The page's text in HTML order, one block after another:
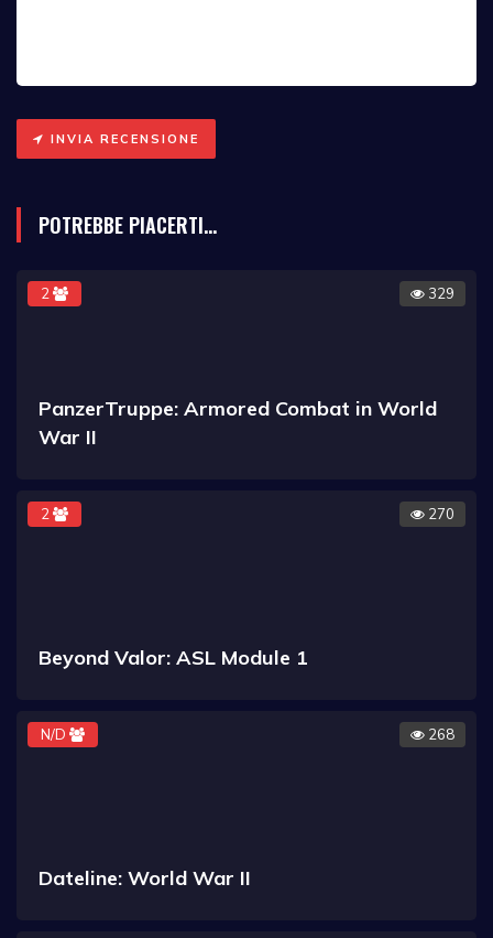
INVIA RECENSIONE
POTREBBE PIACERTI...
2 329
PanzerTruppe: Armored Combat in World
War II
2 270
Beyond Valor: ASL Module 1
N/D 268
Dateline: World War II